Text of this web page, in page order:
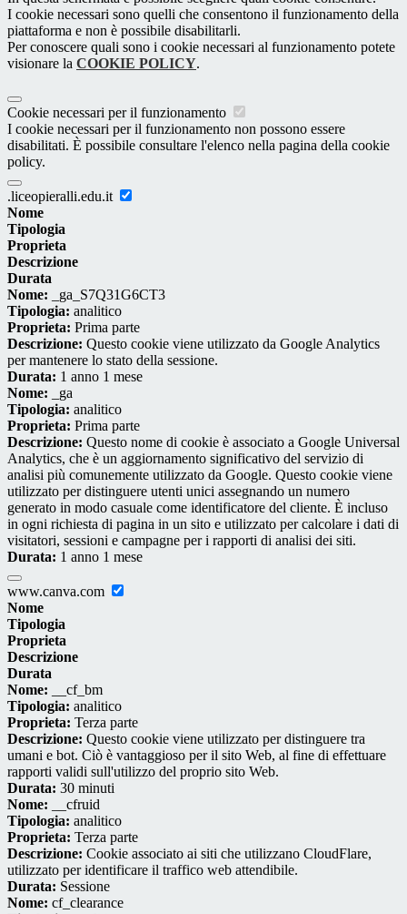
I cookie necessari sono quelli che consentono il funzionamento della
piattaforma e non è possibile disabilitarli.
Per conoscere quali sono i cookie necessari al funzionamento potete
visionare la COOKIE POLICY.
Cookie necessari per il funzionamento
I cookie necessari per il funzionamento non possono essere
disabilitati. È possibile consultare l'elenco nella pagina della cookie
policy.
.liceopieralli.edu.it
Nome
Tipologia
Proprieta
Descrizione
Durata
Nome: _ga_S7Q31G6CT3
Tipologia: analitico
Proprieta: Prima parte
Descrizione: Questo cookie viene utilizzato da Google Analytics
per mantenere lo stato della sessione.
Durata: 1 anno 1 mese
Nome: _ga
Tipologia: analitico
Proprieta: Prima parte
Descrizione: Questo nome di cookie è associato a Google Universal
Analytics, che è un aggiornamento significativo del servizio di
analisi più comunemente utilizzato da Google. Questo cookie viene
utilizzato per distinguere utenti unici assegnando un numero
generato in modo casuale come identificatore del cliente. È incluso
in ogni richiesta di pagina in un sito e utilizzato per calcolare i dati di
visitatori, sessioni e campagne per i rapporti di analisi dei siti.
Durata: 1 anno 1 mese
www.canva.com
Nome
Tipologia
Proprieta
Descrizione
Durata
Nome: __cf_bm
Tipologia: analitico
Proprieta: Terza parte
Descrizione: Questo cookie viene utilizzato per distinguere tra
umani e bot. Ciò è vantaggioso per il sito Web, al fine di effettuare
rapporti validi sull'utilizzo del proprio sito Web.
Durata: 30 minuti
Nome: __cfruid
Tipologia: analitico
Proprieta: Terza parte
Descrizione: Cookie associato ai siti che utilizzano CloudFlare,
utilizzato per identificare il traffico web attendibile.
Durata: Sessione
Nome: cf_clearance